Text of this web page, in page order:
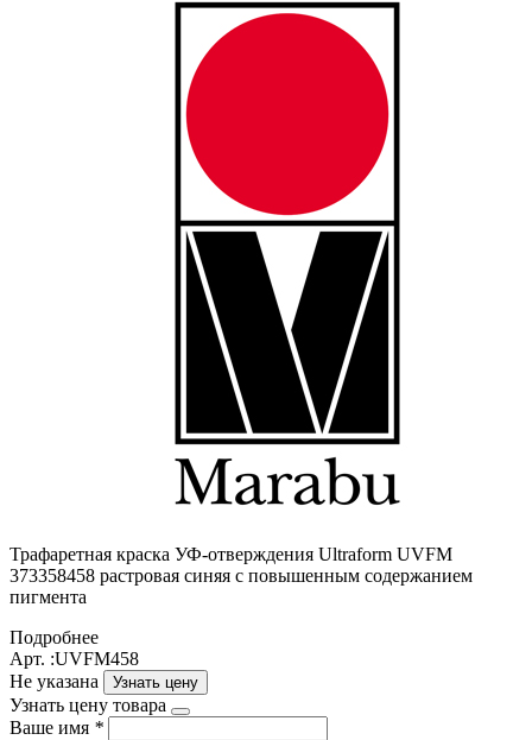
Трафаретная краска УФ-отверждения Ultraform UVFM
373358458 растровая синяя с повышенным содержанием
пигмента
Подробнее
Арт. :UVFM458
Не указана
Узнать цену
Узнать цену товара
Ваше имя *